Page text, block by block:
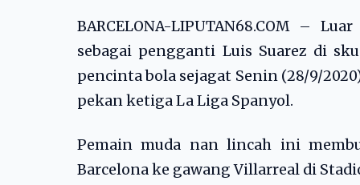
BARCELONA-LIPUTAN68.COM –
sebagai pengganti Luis Suarez di
pencinta bola sejagat Senin (28/9/
pekan ketiga La Liga Spanyol.
Pemain muda nan lincah ini
Barcelona ke gawang Villarreal di